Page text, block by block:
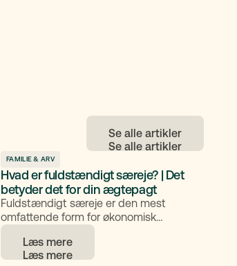
Se alle artikler
FAMILIE & ARV
Hvad er fuldstændigt særeje? | Det
betyder det for din ægtepagt
Fuldstændigt særeje er den mest
omfattende form for økonomisk
adskillelse mellem ægtefæller. Det sikrer,
at bestemte aktiver eller hele formuen
holdes uden for deling både ved
Læs mere